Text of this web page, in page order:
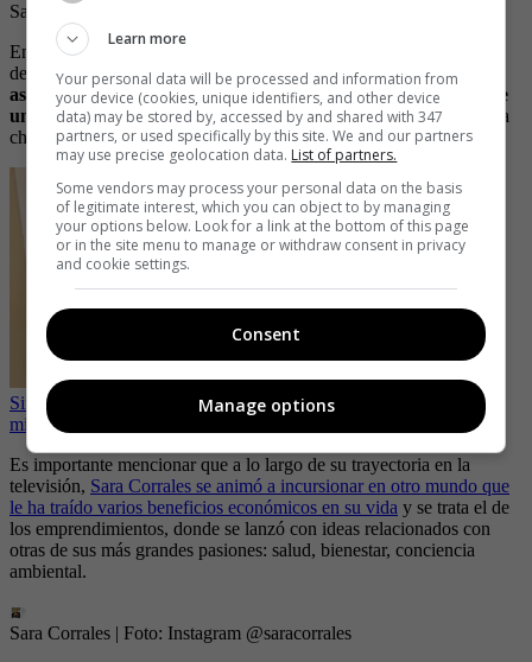
Sara Corrales
En las instantáneas se puede ver que Sara Corrales luce un cuerpo
de infarto a sus 37 años de edad e incluso,muchos de sus fans
aseguran que perciben su figura mucho mejor ahora que hace
unos años atrás, pese a que desde que hizo su debut en la pantalla
chica se destacó por su belleza.
Sin miedo a la censura, Sara Corrales chicaneó su delantera con
microbikini
Es importante mencionar que a lo largo de su trayectoria en la
televisión, Sara Corrales se animó a incursionar en otro mundo que
le ha traído varios beneficios económicos en su vida y se trata el de
los emprendimientos, donde se lanzó con ideas relacionados con
otras de sus más grandes pasiones: salud, bienestar, conciencia
ambiental.
Sara Corrales | Foto: Instagram @saracorrales
Learn more
Your personal data will be processed and information from
your device (cookies, unique identifiers, and other device
data) may be stored by, accessed by and shared with 347
partners, or used specifically by this site. We and our partners
may use precise geolocation data. List of partners.
Some vendors may process your personal data on the basis
of legitimate interest, which you can object to by managing
your options below. Look for a link at the bottom of this page
or in the site menu to manage or withdraw consent in privacy
and cookie settings.
Consent
Manage options